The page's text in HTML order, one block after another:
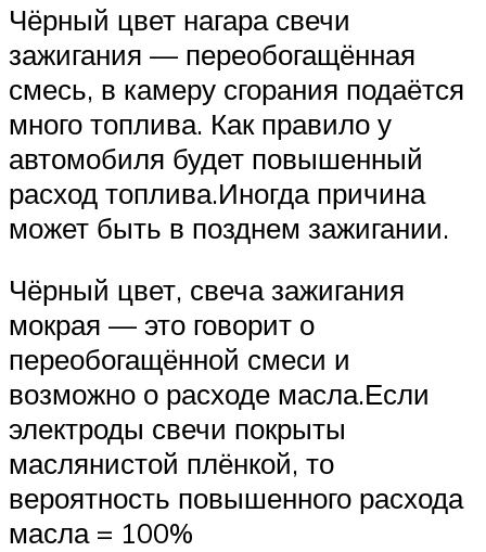
Чёрный цвет нагара свечи
зажигания — переобогащённая
смесь, в камеру сгорания подаётся
много топлива. Как правило у
автомобиля будет повышенный
расход топлива.Иногда причина
может быть в позднем зажигании.
Чёрный цвет, свеча зажигания
мокрая — это говорит о
переобогащённой смеси и
возможно о расходе масла.Если
электроды свечи покрыты
маслянистой плёнкой, то
вероятность повышенного расхода
масла = 100%